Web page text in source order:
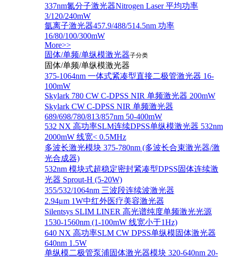
337nm氮分子激光器Nitrogen Laser 平均功率
3/120/240mW
氩离子激光器457.9/488/514.5nm 功率
16/80/100/300mW
More>>
固体/单频/单纵模激光器子分类
固体/单频/单纵模激光器
375-1064nm 一体式紧凑型直接二极管激光器 16-
100mW
Skylark 780 CW C-DPSS NIR 单频激光器 200mW
Skylark CW C-DPSS NIR 单频激光器
689/698/780/813/857nm 50-400mW
532 NX 高功率SLM连续DPSS单纵模激光器 532nm
2000mW 线宽< 0.5MHz
多波长激光模块 375-780nm (多波长合束激光器/激
光合成器)
532nm 模块式超稳定密封紧凑型DPSS固体连续激
光器 Sprout-H (5-20W)
355/532/1064nm 三波段连续波激光器
2.94μm 1W中红外医疗美容激光器
Silentsys SLIM LINER 高光谱纯度单频激光光源
1530-1560nm (1-100mW 线宽小于1Hz)
640 NX 高功率SLM CW DPSS单纵模固体激光器
640nm 1.5W
单纵模二极管泵浦固体激光器模块 320-640nm 20-